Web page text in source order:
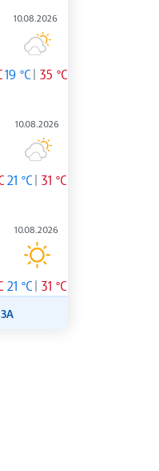
10.08.2026
19 °C 35 °C
10.08.2026
21 °C 31 °C
10.08.2026
21 °C 31 °C